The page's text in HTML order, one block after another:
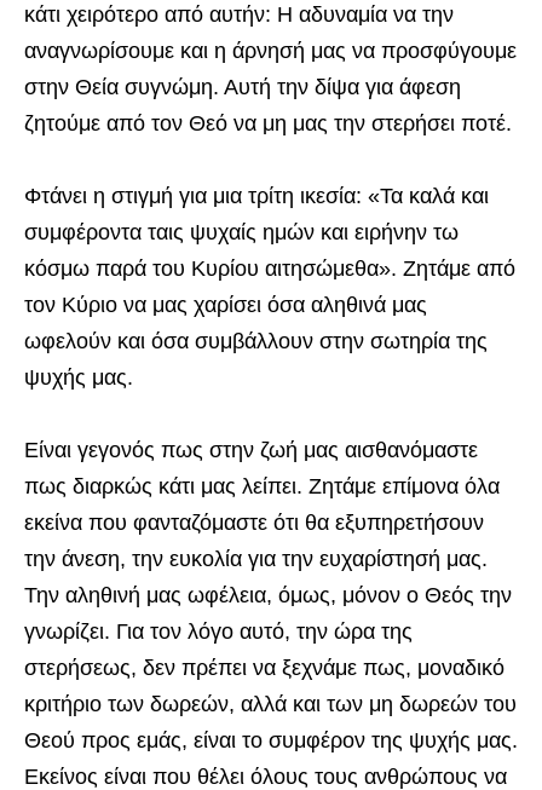
κάτι χειρότερο από αυτήν: Η αδυναμία να την
αναγνωρίσουμε και η άρνησή μας να προσφύγουμε
στην Θεία συγνώμη. Αυτή την δίψα για άφεση
ζητούμε από τον Θεό να μη μας την στερήσει ποτέ.
Φτάνει η στιγμή για μια τρίτη ικεσία: «Τα καλά και
συμφέροντα ταις ψυχαίς ημών και ειρήνην τω
κόσμω παρά του Κυρίου αιτησώμεθα». Ζητάμε από
τον Κύριο να μας χαρίσει όσα αληθινά μας
ωφελούν και όσα συμβάλλουν στην σωτηρία της
ψυχής μας.
Είναι γεγονός πως στην ζωή μας αισθανόμαστε
πως διαρκώς κάτι μας λείπει. Ζητάμε επίμονα όλα
εκείνα που φανταζόμαστε ότι θα εξυπηρετήσουν
την άνεση, την ευκολία για την ευχαρίστησή μας.
Την αληθινή μας ωφέλεια, όμως, μόνον ο Θεός την
γνωρίζει. Για τον λόγο αυτό, την ώρα της
στερήσεως, δεν πρέπει να ξεχνάμε πως, μοναδικό
κριτήριο των δωρεών, αλλά και των μη δωρεών του
Θεού προς εμάς, είναι το συμφέρον της ψυχής μας.
Εκείνος είναι που θέλει όλους τους ανθρώπους να